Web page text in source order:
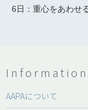
6日：重心をあわせ
Information
AAPAについて